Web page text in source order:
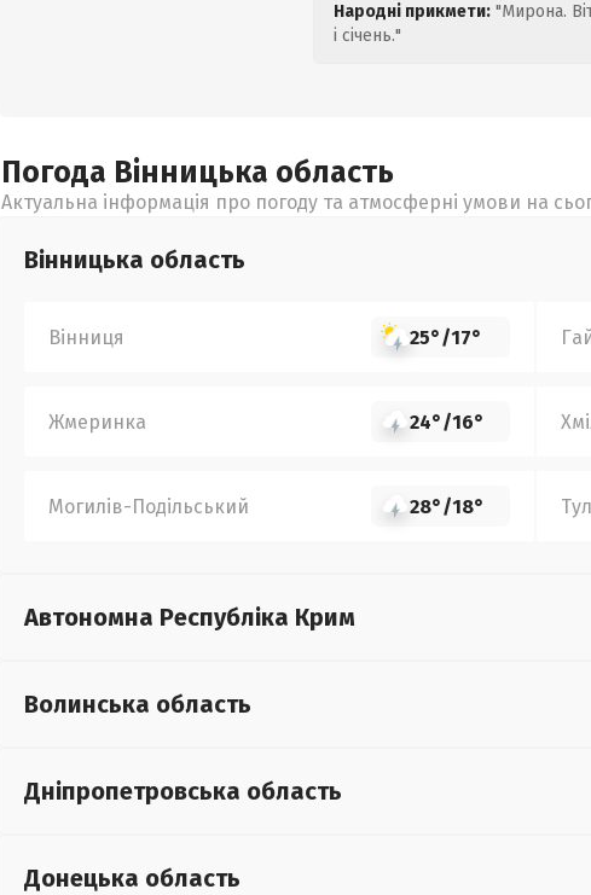
Народні прикмети: "Мирона.
і січень."
Погода Вінницька область
Актуальна інформація про погоду та атмосферні умови на
Вінницька область
Вінниця 25°/17°
Жмеринка 24°/16°
Могилів-Подільський 28°/18°
Автономна Республіка Крим
Волинська область
Дніпропетровська область
Донецька область